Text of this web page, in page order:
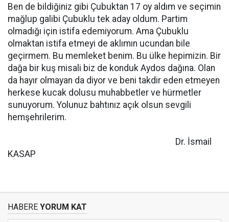
Ben de bildiğiniz gibi Çubuktan 17 oy aldım ve seçimin
mağlup galibi Çubuklu tek aday oldum. Partim
olmadığı için istifa edemiyorum. Ama Çubuklu
olmaktan istifa etmeyi de aklımın ucundan bile
geçirmem. Bu memleket benim. Bu ülke hepimizin. Bir
dağa bir kuş misali biz de konduk Aydos dağına. Olan
da hayır olmayan da diyor ve beni takdir eden etmeyen
herkese kucak dolusu muhabbetler ve hürmetler
sunuyorum. Yolunuz bahtınız açık olsun sevgili
hemşehrilerim.
Dr. İsmail
KASAP
HABERE YORUM KAT